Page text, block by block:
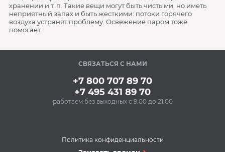
хранении и т. п. Такие вещи могут быть чистыми, но иметь
неприятный запах и быть жесткими: потоки горячего
воздуха устранят проблему. Освежение паром тоже
помогает.
СВЯЗАТЬСЯ С НАМИ
+7 800 707 89 70
+7 495 431 89 70
работаем без выходных с 9:00 до 21:00
Политика конфиденциальности